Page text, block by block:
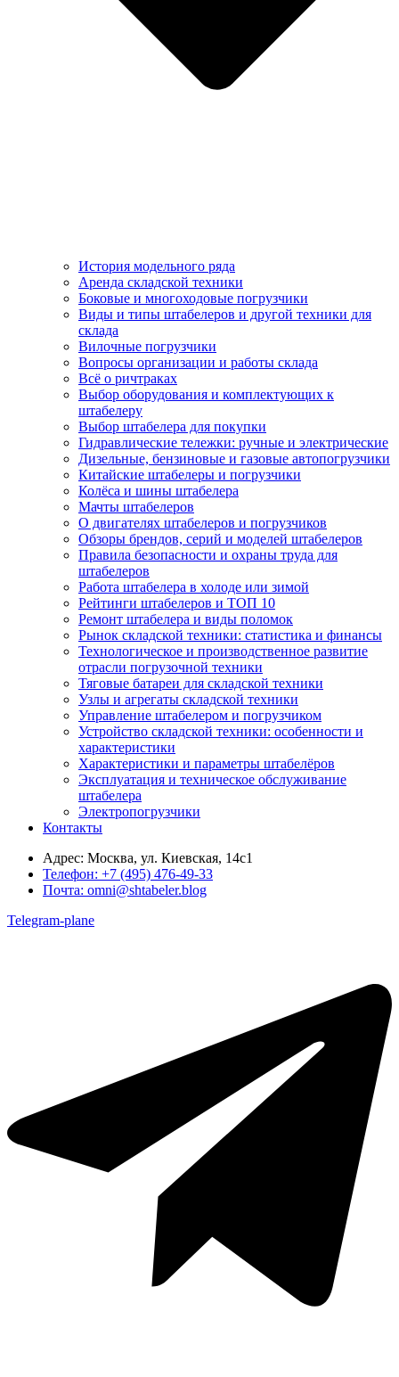
История модельного ряда
Аренда складской техники
Боковые и многоходовые погрузчики
Виды и типы штабелеров и другой техники для
склада
Вилочные погрузчики
Вопросы организации и работы склада
Всё о ричтраках
Выбор оборудования и комплектующих к
штабелеру
Выбор штабелера для покупки
Гидравлические тележки: ручные и электрические
Дизельные, бензиновые и газовые автопогрузчики
Китайские штабелеры и погрузчики
Колёса и шины штабелера
Мачты штабелеров
О двигателях штабелеров и погрузчиков
Обзоры брендов, серий и моделей штабелеров
Правила безопасности и охраны труда для
штабелеров
Работа штабелера в холоде или зимой
Рейтинги штабелеров и ТОП 10
Ремонт штабелера и виды поломок
Рынок складской техники: статистика и финансы
Технологическое и производственное развитие
отрасли погрузочной техники
Тяговые батареи для складской техники
Узлы и агрегаты складской техники
Управление штабелером и погрузчиком
Устройство складской техники: особенности и
характеристики
Характеристики и параметры штабелёров
Эксплуатация и техническое обслуживание
штабелера
Электропогрузчики
Контакты
Адрес: Москва, ул. Киевская, 14с1
Телефон: +7 (495) 476-49-33
Почта: omni@shtabeler.blog
Telegram-plane